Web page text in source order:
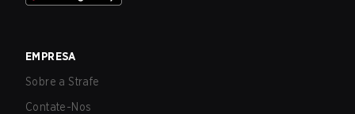
EMPRESA
Sobre a Strafe
Contate-Nos